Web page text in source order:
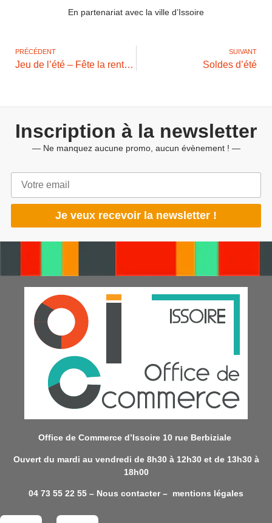
En partenariat avec la ville d’Issoire
PRÉCÉDENT
Jeu de l’été – Fête la rentrée
SUIVANT
Soldes d’été
Inscription à la newsletter
— Ne manquez aucune promo, aucun évènement ! —
Office de Commerce d’Issoire 10 rue Berbiziale
Ouvert du mardi au vendredi de 8h30 à 12h30 et de 13h30 à
18h00
04 73 55 22 55 – Nous contacter– mentions légales